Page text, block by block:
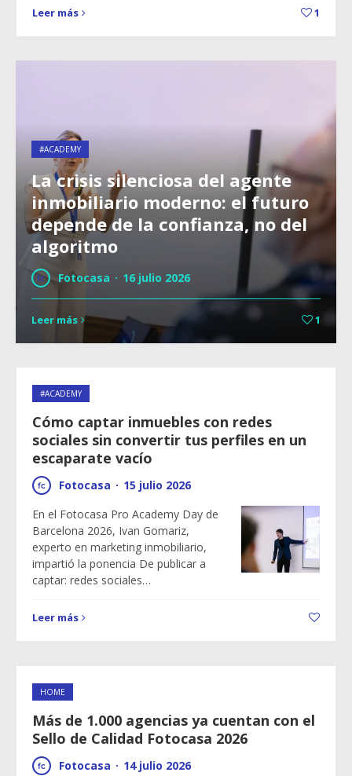
Leer más 1
#ACADEMY
La crisis silenciosa del agente
inmobiliario moderno: el futuro
depende de la confianza, no del
algoritmo
Fotocasa · 16 julio 2026
Leer más 1
#ACADEMY
Cómo captar inmuebles con redes
sociales sin convertir tus perfiles en un
escaparate vacío
Fotocasa · 15 julio 2026
En el Fotocasa Pro Academy Day de
Barcelona 2026, Ivan Gomariz,
experto en marketing inmobiliario,
impartió la ponencia De publicar a
captar: redes sociales…
Leer más
HOME
Más de 1.000 agencias ya cuentan con el
Sello de Calidad Fotocasa 2026
Fotocasa · 14 julio 2026